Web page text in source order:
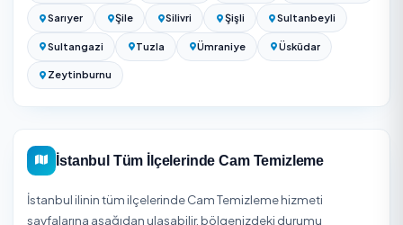
alabilirsiniz; teklifler kapsam ve süreyle birlikte gösterilir.
Cam Temizliği Fiyatları 2026: Metrekare ve Daire
Eyüpsultan temizlik firmalarını karşılaştırın — 21